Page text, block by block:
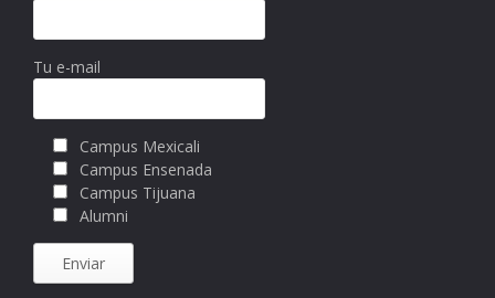
Tu e-mail
Campus Mexicali
Campus Ensenada
Campus Tijuana
Alumni